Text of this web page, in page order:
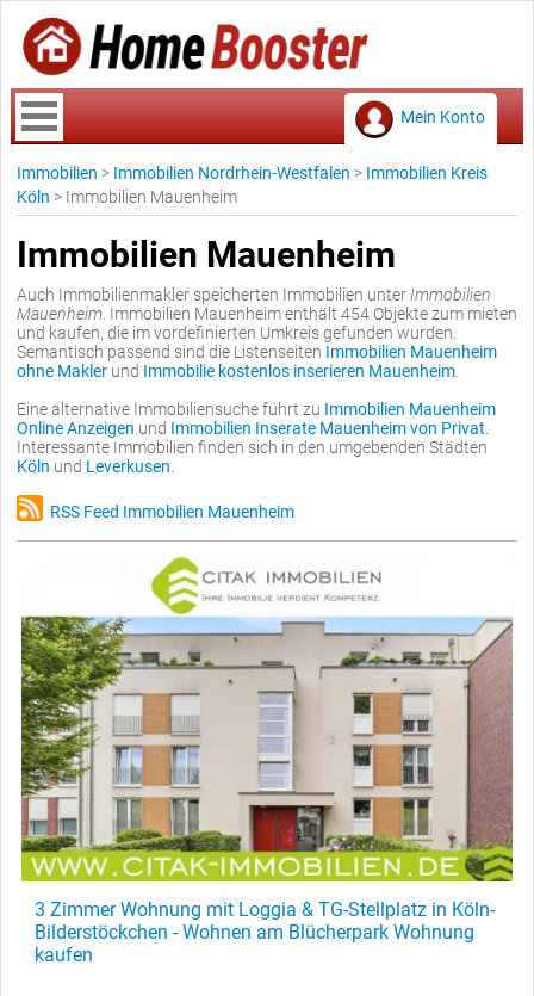
Mein Konto
Immobilien > Immobilien Nordrhein-Westfalen > Immobilien Kreis
Köln > Immobilien Mauenheim
Immobilien Mauenheim
Auch Immobilienmakler speicherten Immobilien unter Immobilien
Mauenheim . Immobilien Mauenheim enthält 454 Objekte zum mieten
und kaufen, die im vordefinierten Umkreis gefunden wurden.
Semantisch passend sind die Listenseiten Immobilien Mauenheim
ohne Makler und Immobilie kostenlos inserieren Mauenheim
Eine alternative Immobiliensuche führt zu Immobilien Mauenheim
Online Anzeigen und Immobilien Inserate Mauenheim von Privat
Interessante Immobilien finden sich in den umgebenden Städten
Köln und Leverkusen
RSS Feed Immobilien Mauenheim
3 Zimmer Wohnung mit Loggia & TG-Stellplatz in Köln-
Bilderstöckchen - Wohnen am Blücherpark Wohnung
kaufen